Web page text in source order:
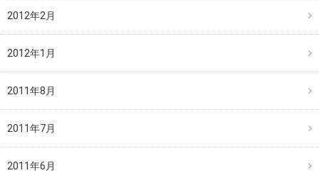
2012年2月
2012年1月
2011年8月
2011年7月
2011年6月